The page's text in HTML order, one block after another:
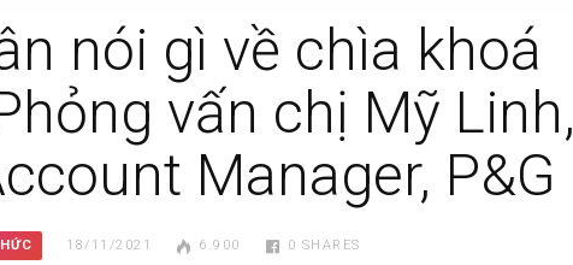
nói gì về chìa khoá
vấn chị Mỹ Linh,
Manager, P&G
18/11/2021 6.900 0 SHARES